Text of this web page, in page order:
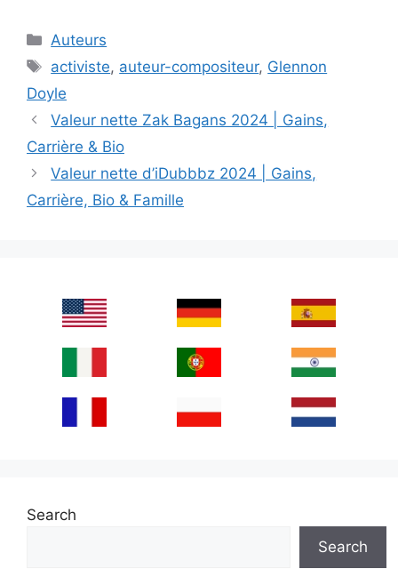
Categories
Auteurs
Tags
activiste, auteur-compositeur, Glennon
Doyle
Valeur nette Zak Bagans 2024 | Gains,
Carrière & Bio
Valeur nette d’iDubbbz 2024 | Gains,
Carrière, Bio & Famille
Search
Search